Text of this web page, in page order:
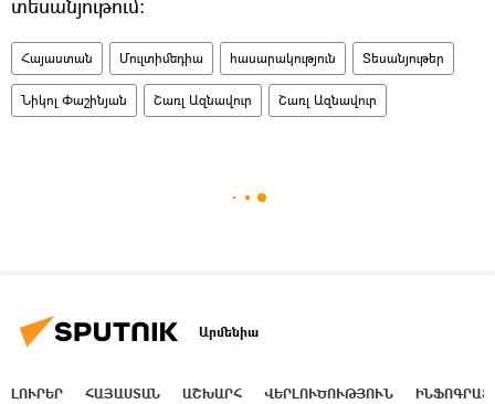
տեսանյութում:
Հայաստան Մուլտիմեդիա հասարակություն Տեսանյութեր
Նիկոլ Փաշինյան Շառլ Ազնավուր Շառլ Ազնավուր
Արմենիա
ԼՈՒՐԵՐ ՀԱՅԱՍՏԱՆ ԱՇԽԱՐՀ ՎԵՐԼՈՒԾՈՒԹՅՈՒՆ